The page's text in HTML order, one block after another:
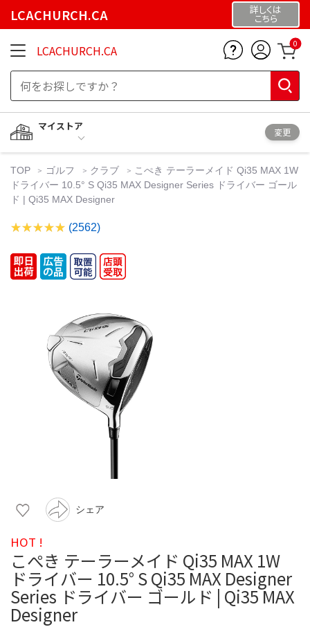
LCACHURCH.CA 詳しくは
こちら
LCACHURCH.CA 0
マイストア
変更
TOP ゴルフ クラブ
こぺき テーラーメイド Qi35 MAX 1W
ドライバー 10.5° S Qi35 MAX Designer Series ドライバー ゴール
ド | Qi35 MAX Designer
(2562)
シェア
HOT !
こぺき テーラーメイド Qi35 MAX 1W
ドライバー 10.5° S Qi35 MAX Designer
Series ドライバー ゴールド | Qi35 MAX
Designer